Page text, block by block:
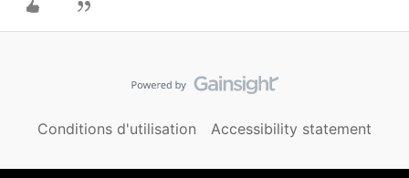
Conditions d'utilisation Accessibility statement